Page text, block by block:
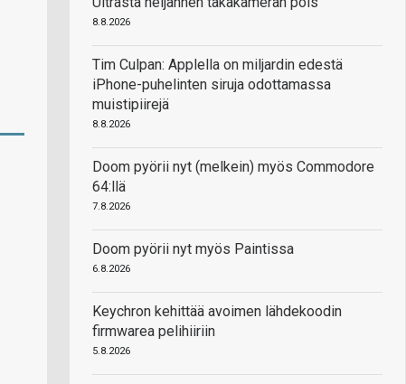
8.8.2026
Tim Culpan: Applella on miljardin edestä
iPhone-puhelinten siruja odottamassa
muistipiirejä
8.8.2026
Doom pyörii nyt (melkein) myös Commodore
64:llä
7.8.2026
Doom pyörii nyt myös Paintissa
6.8.2026
Keychron kehittää avoimen lähdekoodin
firmwarea pelihiiriin
5.8.2026